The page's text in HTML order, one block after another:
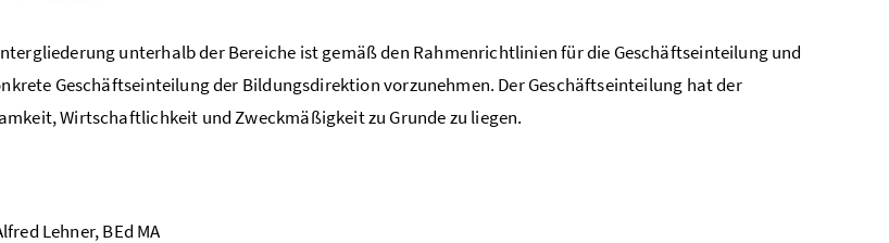
unterhalb der Bereiche ist gemäß den Rahmenrichtlinien für die Geschäftseinteilung und
Geschäftseinteilung der Bildungsdirektion vorzunehmen. Der Geschäftseinteilung hat der
Wirtschaftlichkeit und Zweckmäßigkeit zu Grunde zu liegen.
Lehner,BEd MA